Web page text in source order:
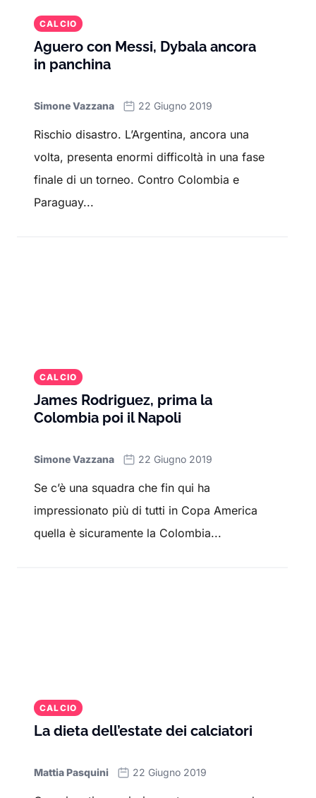
CALCIO
Aguero con Messi, Dybala ancora
in panchina
Simone Vazzana 22 Giugno 2019
Rischio disastro. L’Argentina, ancora una
volta, presenta enormi difficoltà in una fase
finale di un torneo. Contro Colombia e
Paraguay...
CALCIO
James Rodriguez, prima la
Colombia poi il Napoli
Simone Vazzana 22 Giugno 2019
Se c’è una squadra che fin qui ha
impressionato più di tutti in Copa America
quella è sicuramente la Colombia...
CALCIO
La dieta dell’estate dei calciatori
Mattia Pasquini 22 Giugno 2019